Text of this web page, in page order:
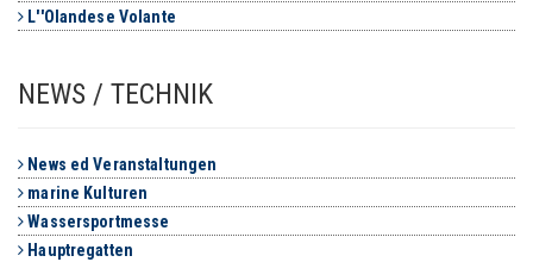
L''Olandese Volante
NEWS / TECHNIK
News ed Veranstaltungen
marine Kulturen
Wassersportmesse
Hauptregatten